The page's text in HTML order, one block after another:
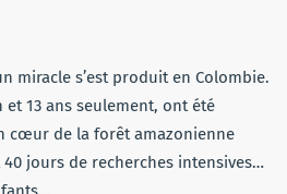
miracle s’est produit en Colombie.
13 ans seulement, ont été
cœur de la forêt amazonienne
40 jours de recherches intensives…